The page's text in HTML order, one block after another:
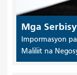
Mga
Impormasyon
Maliliit na